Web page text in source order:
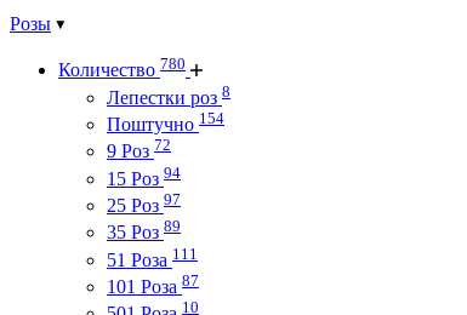
Розы
Количество 780
Лепестки роз 8
Поштучно 154
9 Роз 72
15 Роз 94
25 Роз 97
35 Роз 89
51 Роза 111
101 Роза 87
10